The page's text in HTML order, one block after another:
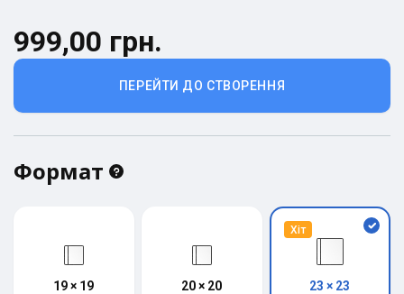
ПЕРЕЙТИ ДО СТВОРЕННЯ
999,00 грн.
Формат
19 × 19 20 × 20
Хіт
23 × 23